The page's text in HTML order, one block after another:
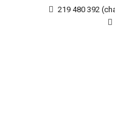
219 480 392